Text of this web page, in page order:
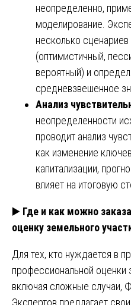
неопределенно,
моделирование.
несколько
(оптимистичный,
вероятный) и
средневзвешенное
Анализ
неопределенности
проводит анализ
как изменение
капитализации,
влияет на итоговую
▶️ Где и как можно
оценку земельного
Для тех, кто нуждается в
профессиональной оценки
включая сложные случаи,
Экспертов предлагает